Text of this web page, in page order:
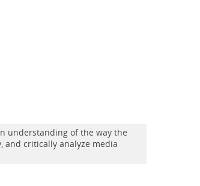
understanding of the way the
and critically analyze media